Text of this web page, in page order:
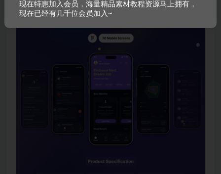
现在特惠加入会员，海量精品素材教程资源马上拥有，
现在已经有几千位会员加入~